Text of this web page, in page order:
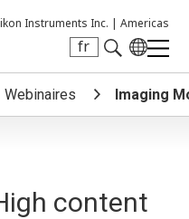
Instruments Inc. | Americas
fr
Webinaires Imaging
content